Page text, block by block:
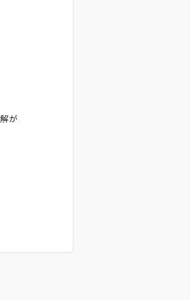
が